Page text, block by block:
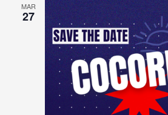
MAR
27